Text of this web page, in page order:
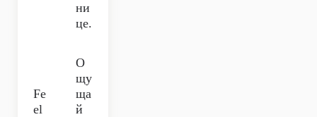
ни
це.
Fe
el
О
щу
ща
й